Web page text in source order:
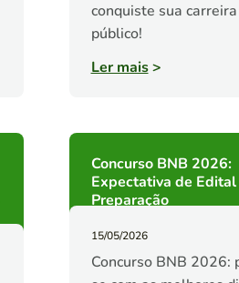
conquiste sua
público!
Ler mais>
Concurso BNB 2026:
Expectativa de Edital
Preparação
15/05/2026
Concurso BNB 2026: